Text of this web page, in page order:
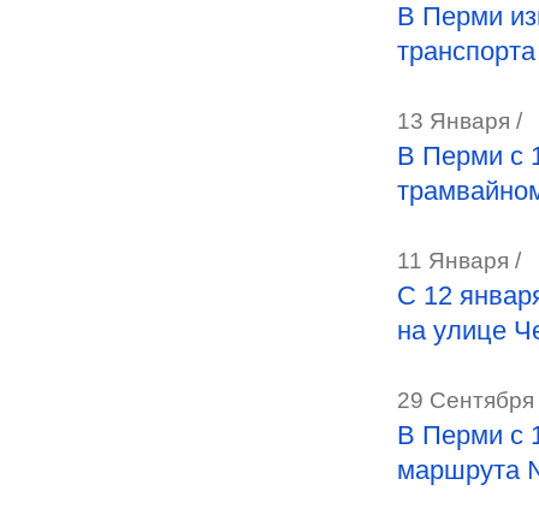
В Перми
транспорта
13 Января /
В Перми с
11 Января /
С 12
на улице
29 Сентября
В Перми с
маршрута